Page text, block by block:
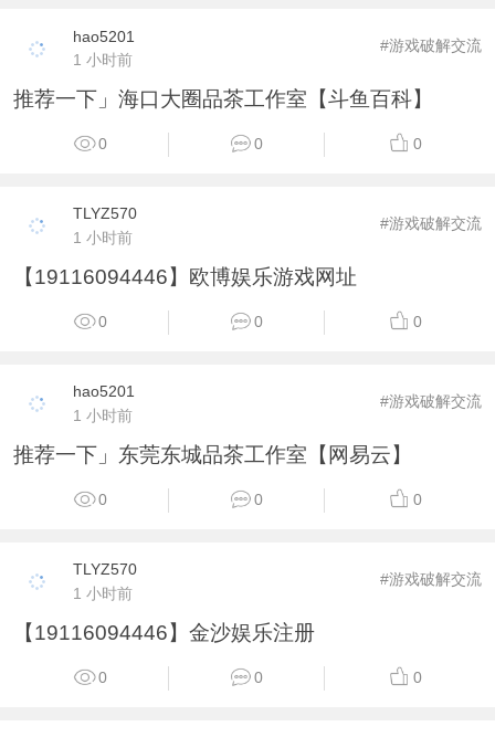
hao5201
1 小时前
#游戏破解交流
推荐一下」海口大圈品茶工作室【斗鱼百科】
0 0 0
TLYZ570
1 小时前
#游戏破解交流
【19116094446】欧博娱乐游戏网址
0 0 0
hao5201
1 小时前
#游戏破解交流
推荐一下」东莞东城品茶工作室【网易云】
0 0 0
TLYZ570
1 小时前
#游戏破解交流
【19116094446】金沙娱乐注册
0 0 0